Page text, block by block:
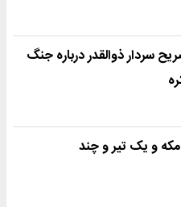
سردار ذوالقدر درباره جنگ
و یک تیر و چند